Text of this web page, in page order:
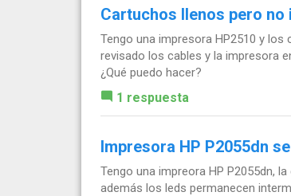
Cartuchos llenos pero no
Tengo una impresora HP2510 y
revisado los cables y la impresora
¿Qué puedo hacer?
1 respuesta
Impresora HP P2055dn
Tengo una impreora HP P2055dn,
además los leds permanecen